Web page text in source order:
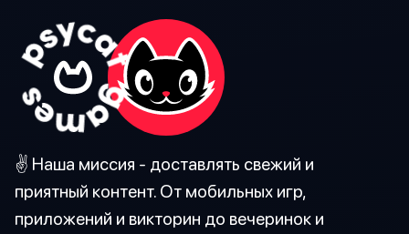
✌️ Наша миссия - доставлять свежий и
приятный контент. От мобильных игр,
приложений и викторин до вечеринок и